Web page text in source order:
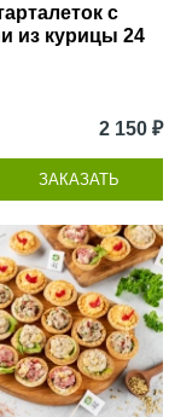
с
из курицы 24
2 150 ₽
ЗАКАЗАТЬ